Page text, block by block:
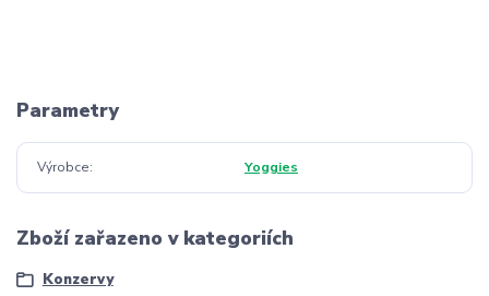
Parametry
Výrobce Yoggies
Zboží zařazeno v kategoriích
Konzervy